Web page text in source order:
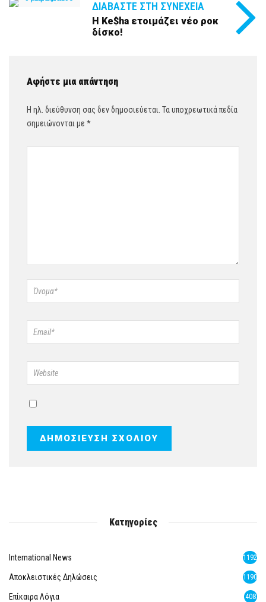
ΔΙΑΒΆΣΤΕ ΣΤΗ ΣΥΝΈΧΕΙΑ
H Ke$ha ετοιμάζει νέο ροκ
δίσκο!
Αφήστε μια απάντηση
Η ηλ. διεύθυνση σας δεν δημοσιεύεται. Τα υποχρεωτικά πεδία
σημειώνονται με *
Κατηγορίες
International News 1192
Αποκλειστικές Δηλώσεις 1190
Επίκαιρα Λόγια 408